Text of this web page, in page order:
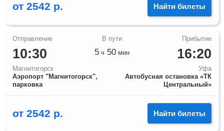
от 2542 р. Найти билеты
10:30
Магнитогорск
Аэропорт "Магнитогорск",
парковка
16:20
Уфа
Автобусная остановка «ТК
Центральный»
5 ч 50 мин
от 2542 р. Найти билеты